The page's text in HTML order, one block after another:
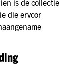
is de collectie
die ervoor